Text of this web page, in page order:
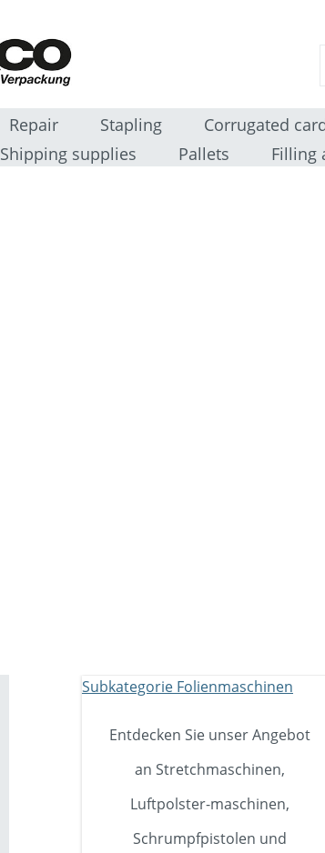
Repair Stapling Corrugated
Shipping supplies
Pallets Filling
Entdecken Sie unser Angebot
an Stretchmaschinen,
Luftpolster-maschinen,
Schrumpfpistolen und